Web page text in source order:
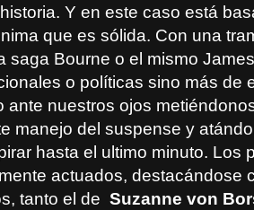
Y en este caso está
que es sólida. Con una
saga Bourne o el mismo
o políticas sino más de
ante nuestros ojos
manejo del suspense y
hasta el ultimo minuto. Los
actuados, destacándose
tanto el de Suzanne von